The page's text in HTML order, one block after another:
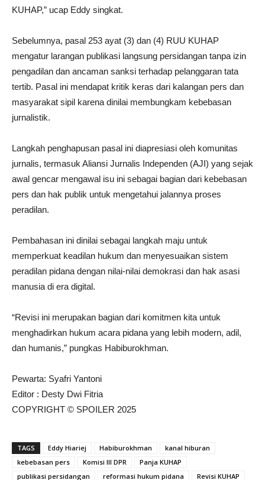
KUHAP,” ucap Eddy singkat.
Sebelumnya, pasal 253 ayat (3) dan (4) RUU KUHAP
mengatur larangan publikasi langsung persidangan tanpa izin
pengadilan dan ancaman sanksi terhadap pelanggaran tata
tertib. Pasal ini mendapat kritik keras dari kalangan pers dan
masyarakat sipil karena dinilai membungkam kebebasan
jurnalistik.
Langkah penghapusan pasal ini diapresiasi oleh komunitas
jurnalis, termasuk Aliansi Jurnalis Independen (AJI) yang sejak
awal gencar mengawal isu ini sebagai bagian dari kebebasan
pers dan hak publik untuk mengetahui jalannya proses
peradilan.
Pembahasan ini dinilai sebagai langkah maju untuk
memperkuat keadilan hukum dan menyesuaikan sistem
peradilan pidana dengan nilai-nilai demokrasi dan hak asasi
manusia di era digital.
“Revisi ini merupakan bagian dari komitmen kita untuk
menghadirkan hukum acara pidana yang lebih modern, adil,
dan humanis,” pungkas Habiburokhman.
Pewarta: Syafri Yantoni
Editor : Desty Dwi Fitria
COPYRIGHT © SPOILER 2025
TAGS Eddy Hiariej Habiburokhman
kanal hiburan
kebebasan pers
Komisi III DPR
Panja KUHAP
publikasi persidangan
reformasi hukum pidana Revisi KUHAP